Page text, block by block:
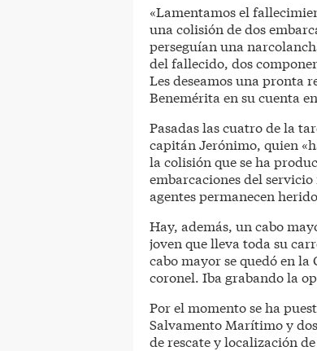
«Lamentamos el
una colisión de dos
perseguían una
del fallecido, dos
Les deseamos una pronta
Benemérita en su cuenta
Pasadas las cuatro de la
capitán Jerónimo, quien
la colisión que se ha
embarcaciones del
agentes permanecen
Hay, además, un cabo
joven que lleva toda su
cabo mayor se quedó en
coronel. Iba grabando la
Por el momento se ha
Salvamento Marítimo y
de rescate y localización